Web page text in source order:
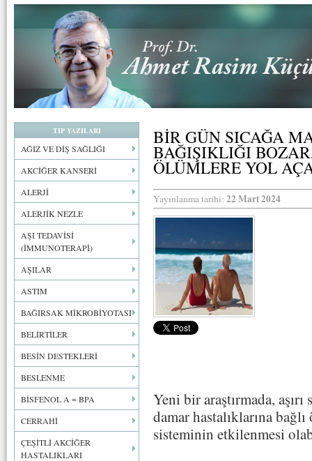
TIP YAZILARI
AĞIZ VE DİŞ SAĞLIĞI
AKCİĞER KANSERİ
ALERJİ
ALERJİK NEZLE
AŞI TEDAVİSİ
(İMMUNOTERAPİ)
AŞILAR
ASTIM
BAĞIRSAK MİKROBİYOTASI
BELİRTİLER
BESİN DESTEKLERİ
BESLENME
BİSFENOL A = BPA
CERRAHİ
ÇEŞİTLİ AKCİĞER
HASTALIKLARI
BİR GÜN SICAĞA
BAĞIŞIKLIĞI
ÖLÜMLERE YOL
Yayınlanma tarihi: 22 Mart 2024
Yeni bir araştırmada,
damar hastalıklarına
sisteminin etkilenmesi